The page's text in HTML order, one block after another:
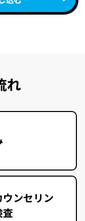
れ
ンセリン
査